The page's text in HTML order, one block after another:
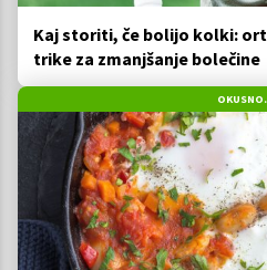
Kaj storiti, če bolijo kolki:
trike za zmanjšanje bolečine